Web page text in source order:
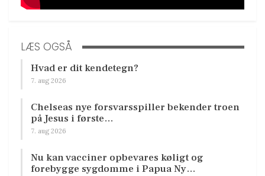
LÆS OGSÅ
Hvad er dit kendetegn?
7. aug 2026
Chelseas nye forsvarsspiller bekender troen
på Jesus i første…
7. aug 2026
Nu kan vacciner opbevares køligt og
forebygge sygdomme i Papua Ny…